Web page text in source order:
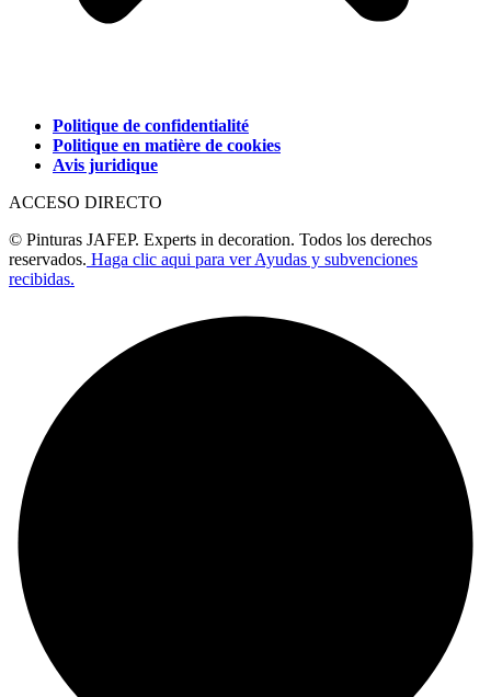
Politique de confidentialité
Politique en matière de cookies
Avis juridique
ACCESO DIRECTO
© Pinturas JAFEP. Experts in decoration. Todos los derechos
reservados. Haga clic aqui para ver Ayudas y subvenciones
recibidas.